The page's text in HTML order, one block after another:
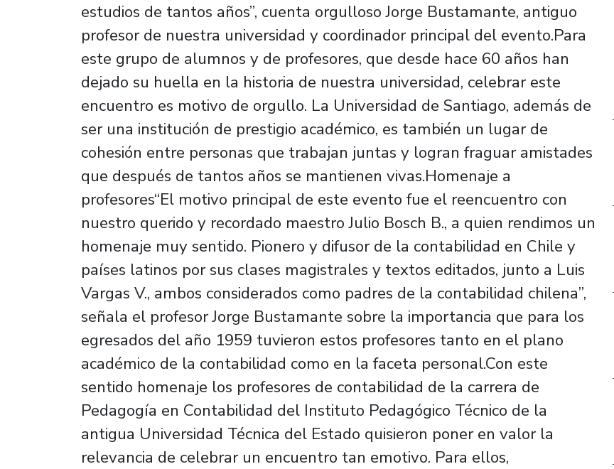
estudios de tantos años”, cuenta orgulloso Jorge Bustamante, antiguo
profesor de nuestra universidad y coordinador principal del evento.Para
este grupo de alumnos y de profesores, que desde hace 60 años han
dejado su huella en la historia de nuestra universidad, celebrar este
encuentro es motivo de orgullo. La Universidad de Santiago, además de
ser una institución de prestigio académico, es también un lugar de
cohesión entre personas que trabajan juntas y logran fraguar amistades
que después de tantos años se mantienen vivas.Homenaje a
profesores“El motivo principal de este evento fue el reencuentro con
nuestro querido y recordado maestro Julio Bosch B., a quien rendimos un
homenaje muy sentido. Pionero y difusor de la contabilidad en Chile y
países latinos por sus clases magistrales y textos editados, junto a Luis
Vargas V., ambos considerados como padres de la contabilidad chilena”,
señala el profesor Jorge Bustamante sobre la importancia que para los
egresados del año 1959 tuvieron estos profesores tanto en el plano
académico de la contabilidad como en la faceta personal.Con este
sentido homenaje los profesores de contabilidad de la carrera de
Pedagogía en Contabilidad del Instituto Pedagógico Técnico de la
antigua Universidad Técnica del Estado quisieron poner en valor la
relevancia de celebrar un encuentro tan emotivo. Para ellos,